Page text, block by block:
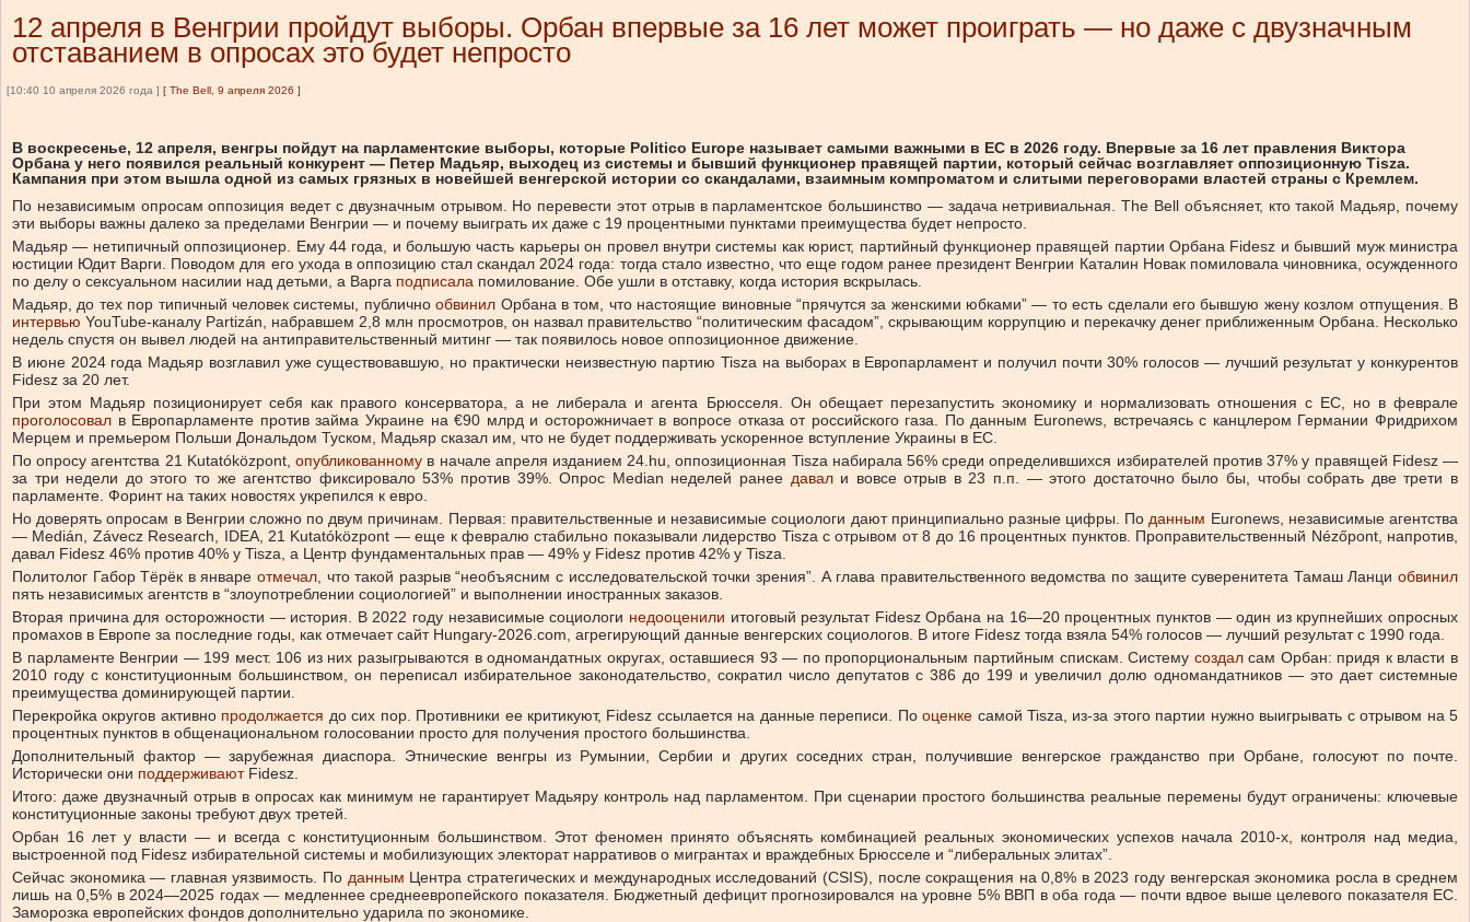
12 апреля в Венгрии пройдут выборы. Орбан впервые за 16 лет может проиграть — но даже с двузначным
отставанием в опросах это будет непросто
[10:40 10 апреля 2026 года ] [ The Bell, 9 апреля 2026 ]
В воскресенье, 12 апреля, венгры пойдут на парламентские выборы, которые Politico Europe называет самыми важными в ЕС в 2026 году. Впервые за 16 лет правления Виктора
Орбана у него появился реальный конкурент — Петер Мадьяр, выходец из системы и бывший функционер правящей партии, который сейчас возглавляет оппозиционную Tisza.
Кампания при этом вышла одной из самых грязных в новейшей венгерской истории со скандалами, взаимным компроматом и слитыми переговорами властей страны с Кремлем.
По независимым опросам оппозиция ведет с двузначным отрывом. Но перевести этот отрыв в парламентское большинство — задача нетривиальная. The Bell объясняет, кто такой Мадьяр, почему
эти выборы важны далеко за пределами Венгрии — и почему выиграть их даже с 19 процентными пунктами преимущества будет непросто.
Мадьяр — нетипичный оппозиционер. Ему 44 года, и большую часть карьеры он провел внутри системы как юрист, партийный функционер правящей партии Орбана Fidesz и бывший муж министра
юстиции Юдит Варги. Поводом для его ухода в оппозицию стал скандал 2024 года: тогда стало известно, что еще годом ранее президент Венгрии Каталин Новак помиловала чиновника, осужденного
по делу о сексуальном насилии над детьми, а Варга подписала помилование. Обе ушли в отставку, когда история вскрылась.
Мадьяр, до тех пор типичный человек системы, публичнообвинил Орбана в том, что настоящие виновные “прячутся за женскими юбками” — то есть сделали его бывшую жену козлом отпущения. В
интервью YouTube-каналу Partizán, набравшем 2,8 млн просмотров, он назвал правительство “политическим фасадом”, скрывающим коррупцию и перекачку денег приближенным Орбана. Несколько
недель спустя он вывел людей на антиправительственный митинг — так появилось новое оппозиционное движение.
В июне 2024 года Мадьяр возглавил уже существовавшую, но практически неизвестную партию Tisza на выборах в Европарламент и получил почти 30% голосов — лучший результат у конкурентов
Fidesz за 20 лет.
При этом Мадьяр позиционирует себя как правого консерватора, а не либерала и агента Брюсселя. Он обещает перезапустить экономику и нормализовать отношения с ЕС, но в феврале
проголосовал в Европарламенте против займа Украине на €90 млрд и осторожничает в вопросе отказа от российского газа. По данным Euronews, встречаясь с канцлером Германии Фридрихом
Мерцем и премьером Польши Дональдом Туском, Мадьяр сказал им, что не будет поддерживать ускоренное вступление Украины в ЕС.
По опросу агентства 21 Kutatóközpont,опубликованному в начале апреля изданием 24.hu, оппозиционная Tisza набирала 56% среди определившихся избирателей против 37% у правящей Fidesz —
за три недели до этого то же агентство фиксировало 53% против 39%. Опрос Median неделей ранеедавали вовсе отрыв в 23 п.п. — этого достаточно было бы, чтобы собрать две трети в
парламенте. Форинт на таких новостях укрепился к евро.
Но доверять опросам в Венгрии сложно по двум причинам. Первая: правительственные и независимые социологи дают принципиально разные цифры. По данным Euronews, независимые агентства
— Medián, Závecz Research, IDEA, 21 Kutatóközpont — еще к февралю стабильно показывали лидерство Tisza с отрывом от 8 до 16 процентных пунктов. Проправительственный Nézőpont, напротив,
давал Fidesz 46% против 40% у Tisza, а Центр фундаментальных прав — 49% у Fidesz против 42% у Tisza.
Политолог Габор Тёрёк в январеотмечал , что такой разрыв “необъясним с исследовательской точки зрения”. А глава правительственного ведомства по защите суверенитета Тамаш Ланциобвинил
пять независимых агентств в “злоупотреблении социологией” и выполнении иностранных заказов.
Вторая причина для осторожности — история. В 2022 году независимые социологи недооценили итоговый результат Fidesz Орбана на 16—20 процентных пунктов — один из крупнейших опросных
промахов в Европе за последние годы, как отмечает сайт Hungary-2026.com, агрегирующий данные венгерских социологов. В итоге Fidesz тогда взяла 54% голосов — лучший результат с 1990 года.
В парламенте Венгрии — 199 мест. 106 из них разыгрываются в одномандатных округах, оставшиеся 93 — по пропорциональным партийным спискам. Систему создалсам Орбан: придя к власти в
2010 году с конституционным большинством, он переписал избирательное законодательство, сократил число депутатов с 386 до 199 и увеличил долю одномандатников — это дает системные
преимущества доминирующей партии.
Перекройка округов активно продолжается до сих пор. Противники ее критикуют, Fidesz ссылается на данные переписи. Пооценке самой Tisza, из-за этого партии нужно выигрывать с отрывом на 5
процентных пунктов в общенациональном голосовании просто для получения простого большинства.
Дополнительный фактор — зарубежная диаспора. Этнические венгры из Румынии, Сербии и других соседних стран, получившие венгерское гражданство при Орбане, голосуют по почте.
Исторически они поддерживаютFidesz.
Итого: даже двузначный отрыв в опросах как минимум не гарантирует Мадьяру контроль над парламентом. При сценарии простого большинства реальные перемены будут ограничены: ключевые
конституционные законы требуют двух третей.
Орбан 16 лет у власти — и всегда с конституционным большинством. Этот феномен принято объяснять комбинацией реальных экономических успехов начала 2010-х, контроля над медиа,
выстроенной под Fidesz избирательной системы и мобилизующих электорат нарративов о мигрантах и враждебных Брюсселе и “либеральных элитах”.
Сейчас экономика — главная уязвимость. По данным Центра стратегических и международных исследований (CSIS), после сокращения на 0,8% в 2023 году венгерская экономика росла в среднем
лишь на 0,5% в 2024—2025 годах — медленнее среднеевропейского показателя. Бюджетный дефицит прогнозировался на уровне 5% ВВП в оба года — почти вдвое выше целевого показателя ЕС.
Заморозка европейских фондов дополнительно ударила по экономике.